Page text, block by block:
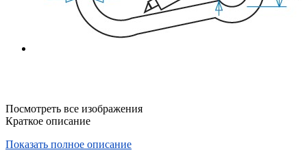
Посмотреть все изображения
Краткое описание
Показать полное описание